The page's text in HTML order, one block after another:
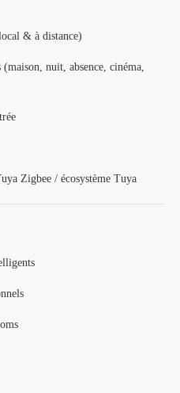
& à distance)
(maison, nuit, absence, cinéma,
Zigbee / écosystème Tuya